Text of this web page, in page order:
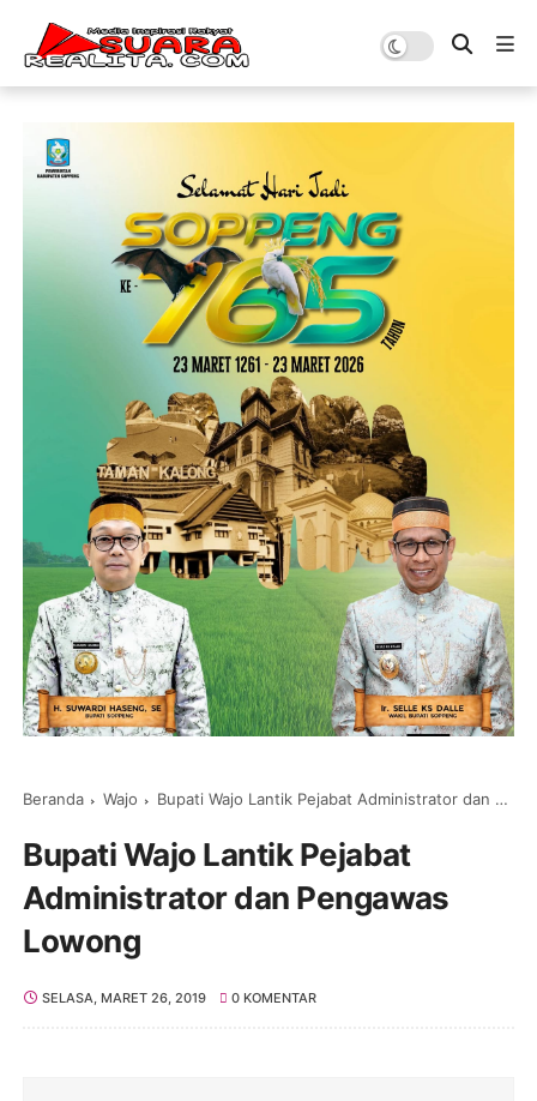
Beranda Wajo Bupati Wajo Lantik Pejabat Administrator dan Pengawas Lowong
Bupati Wajo Lantik Pejabat
Administrator dan Pengawas
Lowong
SELASA, MARET 26, 2019 0 KOMENTAR